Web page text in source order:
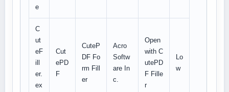
e
C
ut
eF
ill
er.
ex
Cut
ePD
F
CuteP
DF Fo
rm Fill
er
Acro
Softw
are In
c.
Open
with C
utePD
F Fille
r
Lo
w